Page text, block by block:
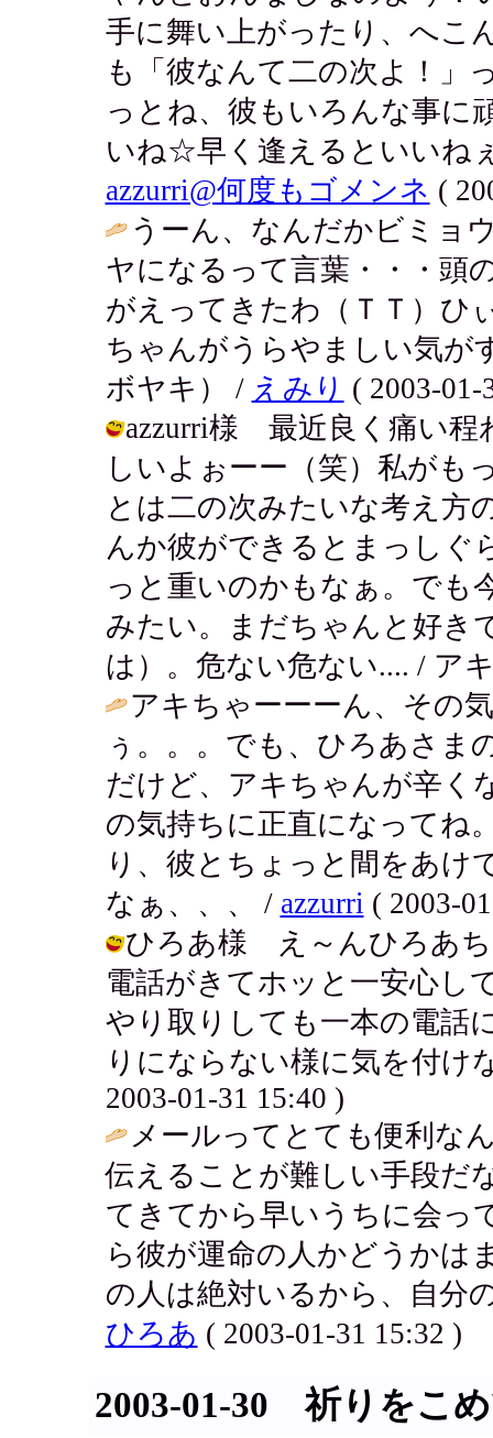
手に舞い上がったり、へこ
も「彼なんて二の次よ！」
っとね、彼もいろんな事に
いね☆早く逢えるといいね
azzurri@何度もゴメンネ (
うーん、なんだかビミョ
ヤになるって言葉・・・頭
がえってきたわ（ＴＴ）ひ
ちゃんがうらやましい気が
ボヤキ） / えみり ( 2003-01-
azzurri様 最近良く痛い程
しいよぉーー（笑）私がも
とは二の次みたいな考え方
んか彼ができるとまっしぐ
っと重いのかもなぁ。でも
みたい。まだちゃんと好き
は）。危ない危ない.... / ア
アキちゃーーーん、その
ぅ。。。でも、ひろあさま
だけど、アキちゃんが辛く
の気持ちに正直になってね
り、彼とちょっと間をあけ
なぁ、、、 / azzurri ( 2003-
ひろあ様 え～んひろあち
電話がきてホッと一安心し
やり取りしても一本の電話
りにならない様に気を付け
2003-01-31 15:40 )
メールってとても便利な
伝えることが難しい手段だ
てきてから早いうちに会っ
ら彼が運命の人かどうかは
の人は絶対いるから、自分
ひろあ ( 2003-01-31 15:32 )
2003-01-30 祈りをこ